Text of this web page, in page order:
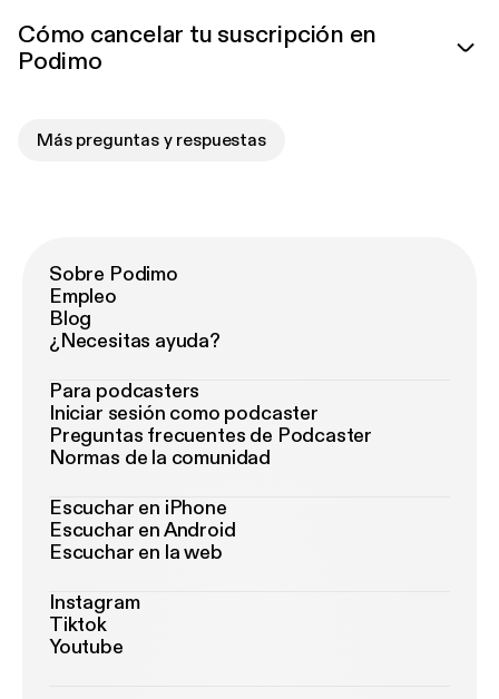
Cómo cancelar tu suscripción en
Podimo
Más preguntas y respuestas
Sobre Podimo
Empleo
Blog
¿Necesitas ayuda?
Para podcasters
Iniciar sesión como podcaster
Preguntas frecuentes de Podcaster
Normas de la comunidad
Escuchar en iPhone
Escuchar en Android
Escuchar en la web
Instagram
Tiktok
Youtube